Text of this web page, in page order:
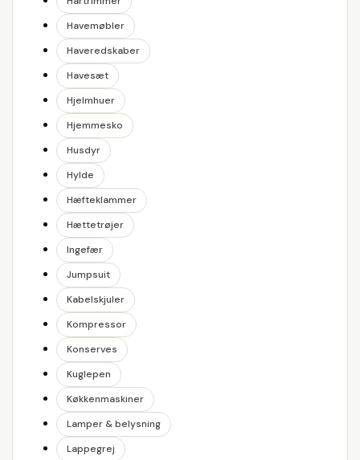
Havemøbler
Haveredskaber
Havesæt
Hjelmhuer
Hjemmesko
Husdyr
Hylde
Hæfteklammer
Hættetrøjer
Ingefær
Jumpsuit
Kabelskjuler
Kompressor
Konserves
Kuglepen
Køkkenmaskiner
Lamper & belysning
Lappegrej